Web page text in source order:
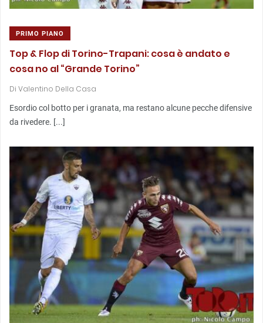
PRIMO PIANO
Top & Flop di Torino-Trapani: cosa è andato e
cosa no al “Grande Torino”
Di Valentino Della Casa
Esordio col botto per i granata, ma restano alcune pecche difensive
da rivedere. [...]